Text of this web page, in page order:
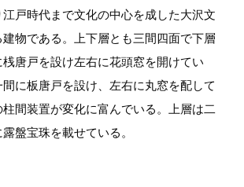
戸時代まで文化の中心を成した大沢文
物である。上下層とも三間四面で下層
唐戸を設け左右に花頭窓を開けてい
に板唐戸を設け、左右に丸窓を配して
間装置が変化に富んでいる。上層は二
盤宝珠を載せている。